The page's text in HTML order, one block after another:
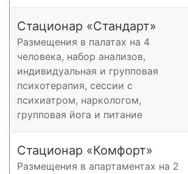
Стационар «Стандарт»
Размещения в палатах на 4
человека, набор анализов,
индивидуальная и групповая
психотерапия, cессии с
психиатром, наркологом,
групповая йога и питание
Стационар «Комфорт»
Размещения в апартаментах на 2